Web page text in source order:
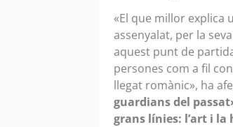
«El que millor explica
assenyalat, per la
aquest punt de
persones com a fil
llegat romànic», ha
guardians del
grans línies: l’art i